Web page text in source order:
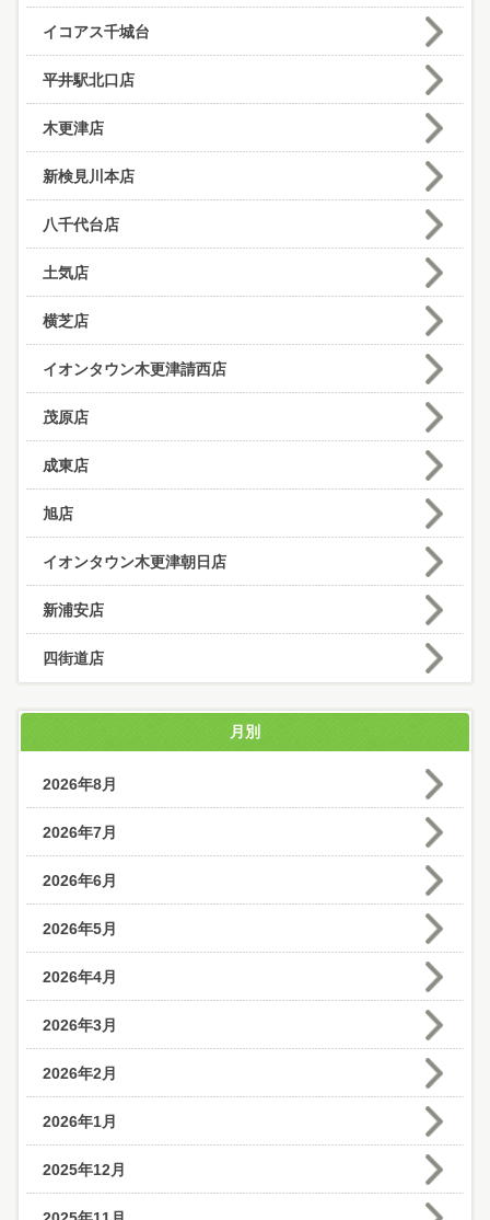
イコアス千城台
平井駅北口店
木更津店
新検見川本店
八千代台店
土気店
横芝店
イオンタウン木更津請西店
茂原店
成東店
旭店
イオンタウン木更津朝日店
新浦安店
四街道店
月別
2026年8月
2026年7月
2026年6月
2026年5月
2026年4月
2026年3月
2026年2月
2026年1月
2025年12月